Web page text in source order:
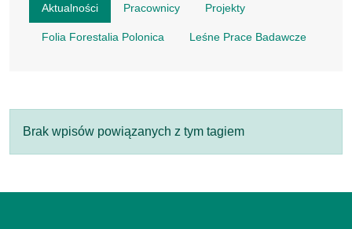
Aktualności Pracownicy Projekty
Folia Forestalia Polonica Leśne Prace Badawcze
Brak wpisów powiązanych z tym tagiem